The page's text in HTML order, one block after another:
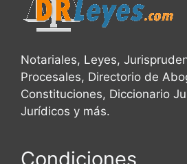
Notariales, Leyes,
Procesales, Directorio de
Constituciones, Diccionario
Jurídicos y más.
Condiciones